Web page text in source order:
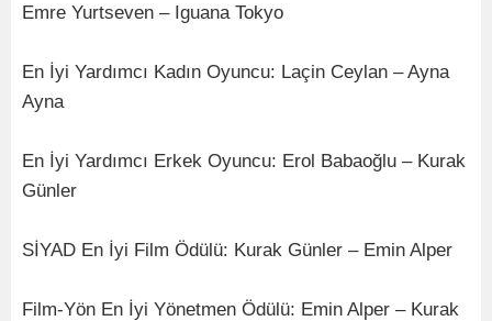
Emre Yurtseven – Iguana Tokyo
En İyi Yardımcı Kadın Oyuncu: Laçin Ceylan – Ayna
Ayna
En İyi Yardımcı Erkek Oyuncu: Erol Babaoğlu – Kurak
Günler
SİYAD En İyi Film Ödülü: Kurak Günler – Emin Alper
Film-Yön En İyi Yönetmen Ödülü: Emin Alper – Kurak